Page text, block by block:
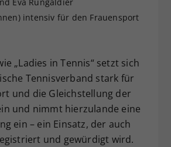
intensiv für den Frauensport
„Ladies in Tennis“ setzt sich
Tennisverband stark für
und die Gleichstellung der
und nimmt hierzulande eine
ein – ein Einsatz, der auch
und gewürdigt wird.
Wert speichert Ihre Consent-
Einstellungen, falls der
Betreiber dies eingestellt